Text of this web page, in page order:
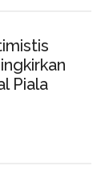
Piala